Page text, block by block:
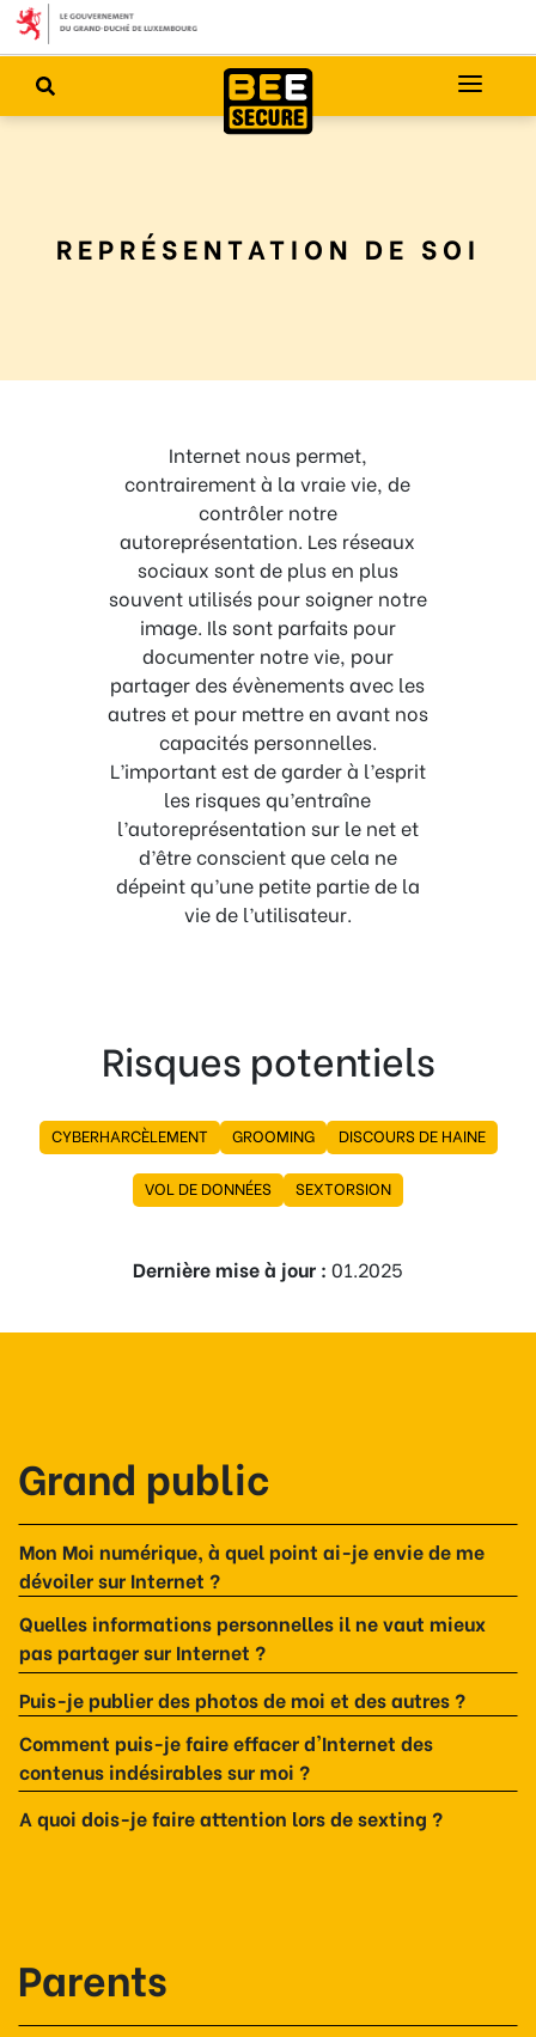
REPRÉSENTATION DE SOI
Internet nous permet,
contrairement à la vraie vie, de
contrôler notre
autoreprésentation. Les réseaux
sociaux sont de plus en plus
souvent utilisés pour soigner notre
image. Ils sont parfaits pour
documenter notre vie, pour
partager des évènements avec les
autres et pour mettre en avant nos
capacités personnelles.
L’important est de garder à l’esprit
les risques qu’entraîne
l’autoreprésentation sur le net et
d’être conscient que cela ne
dépeint qu’une petite partie de la
vie de l’utilisateur.
Risques potentiels
CYBERHARCÈLEMENT GROOMING DISCOURS DE HAINE
VOL DE DONNÉES SEXTORSION
Dernière mise à jour : 01.2025
Grand public
Mon Moi numérique, à quel point ai-je envie de me
dévoiler sur Internet ?
Quelles informations personnelles il ne vaut mieux
pas partager sur Internet ?
Puis-je publier des photos de moi et des autres ?
Comment puis-je faire effacer d'Internet des
contenus indésirables sur moi ?
A quoi dois-je faire attention lors de sexting ?
Parents